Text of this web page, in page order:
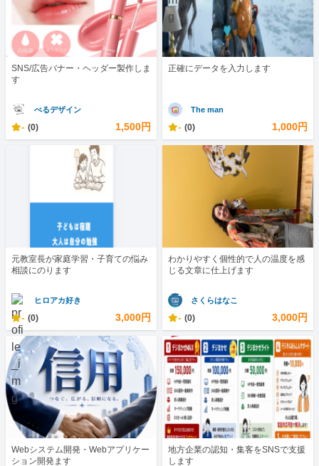
SNS/広告バナー・ヘッダー製作しま
す
べるデザイン
- (0) 1,500円
正確にデータを入力します
The man
- (0) 1,000円
元教室長が家庭学習・子育ての悩み
相談にのります
ヒロアカ好き
- (0) 3,000円
わかりやすく個性的で人の温度を感
じる文章に仕上げます
さくらはなこ
- (0) 3,000円
Webシステム開発・Webアプリケー
ション開発ます
地方企業の認知・集客をSNSで支援
します